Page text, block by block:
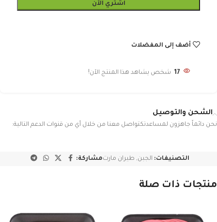
اشتري الآن
أضف إلى المفضلات
17 شخص يشاهد هذا المنتج الآن!
الشحن والتوصيل
نحن دائماً جاهزون لمساعدتكتواصل معنا من خلال أي من قنوات الدعم التالية:
التصنيفات: الجبن, طيران مارتمشاركة:
منتجات ذات صلة